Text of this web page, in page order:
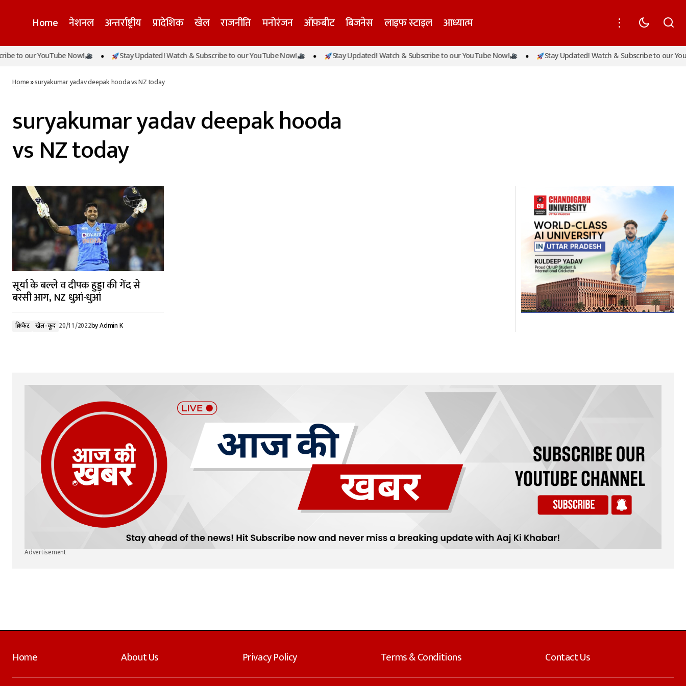
Home नेशनल अन्तर्राष्ट्रीय प्रादेशिक खेल राजनीति मनोरंजन ऑफ़बीट बिजनेस लाइफ स्टाइल आध्यात्म
to our YouTube Now! Stay Updated! Watch & Subscribe to our YouTube Now! Stay Updated! Watch & Subscribe to our YouTube Now! Stay Updated! Watch & Subscribe to our
Home»suryakumar yadav deepak hooda vs NZ today
suryakumar yadav deepak hooda
vs NZ today
सूर्या के बल्ले व दीपक हुड्डा की गेंद से
बरसी आग, NZ धुआं-धुआं
क्रिकेट खेल-कूद 20/11/2022byAdmin K
Advertisement
Home About Us Privacy Policy Terms & Conditions Contact Us